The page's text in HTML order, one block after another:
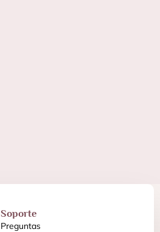
Soporte
Preguntas